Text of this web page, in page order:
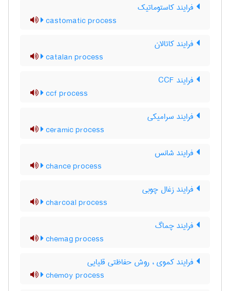
فرایند کاستوماتیک
castomatic process
فرایند کاتالان
catalan process
فرایند CCF
ccf process
فرایند سرامیکی
ceramic process
فرایند شانس
chance process
فرایند زغال چوبی
charcoal process
فرایند چماگ
chemag process
فرایند کموی ، روش حفاظتی قلیایی
chemoy process